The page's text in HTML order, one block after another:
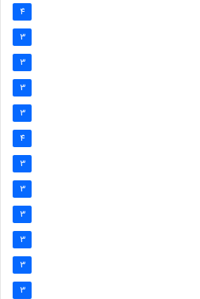
4
3
3
3
3
4
3
3
3
3
3
3